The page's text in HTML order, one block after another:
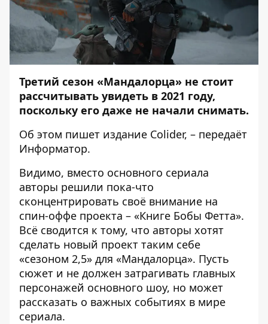
Третий сезон «Мандалорца» не стоит
рассчитывать увидеть в 2021 году,
поскольку его даже не начали снимать.
Об этом пишет издание Colider, – передаёт
Информатор.
Видимо, вместо основного сериала
авторы решили пока-что
сконцентрировать своё внимание на
спин-оффе проекта – «Книге Бобы Фетта».
Всё сводится к тому, что авторы хотят
сделать новый проект таким себе
«сезоном 2,5» для «Мандалорца». Пусть
сюжет и не должен затрагивать главных
персонажей основного шоу, но может
рассказать о важных событиях в мире
сериала.